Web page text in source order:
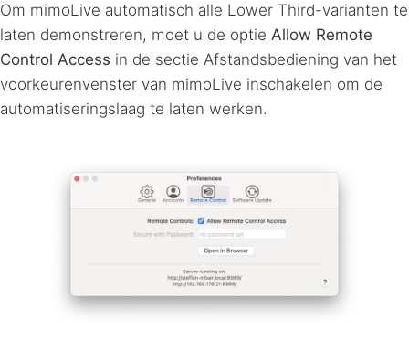
Om mimoLive automatisch alle Lower Third-varianten te
laten demonstreren, moet u de optie Allow Remote
Control Access in de sectie Afstandsbediening van het
voorkeurenvenster van mimoLive inschakelen om de
automatiseringslaag te laten werken.